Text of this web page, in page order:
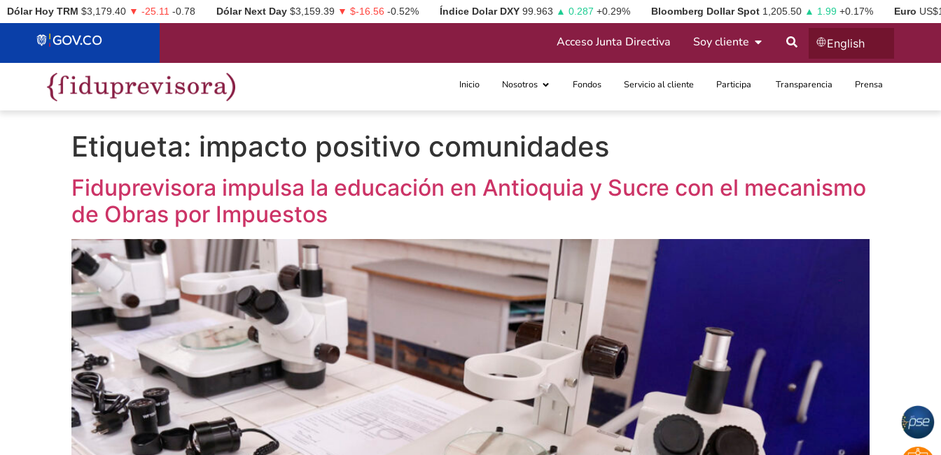
Dólar Hoy TRM $3,179.40 ▼ -25.11 -0.78 Dólar Next Day $3,159.39 ▼ $-16.56 -0.52% Índice Dolar DXY 99.963 ▲ 0.287 +0.29% Bloomberg Dollar Spot 1,205.50 ▲ 1.99 +0.17% Euro
Acceso Junta Directiva Soy cliente English
Inicio Nosotros Fondos Servicio al cliente Participa ​ Transparencia Prensa
Etiqueta: impacto positivo comunidades
Fiduprevisora impulsa la educación en Antioquia y Sucre con el mecanismo
de Obras por Impuestos